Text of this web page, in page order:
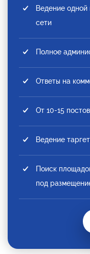
Ведение
сети
Полное
Ответы на
От 10-15
Ведение
Поиск
под